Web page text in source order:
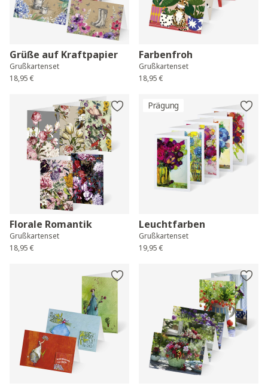
Grüße auf Kraftpapier
Grußkartenset
18,95 €
Farbenfroh
Grußkartenset
18,95 €
Florale Romantik
Grußkartenset
18,95 €
Prägung
Leuchtfarben
Grußkartenset
19,95 €